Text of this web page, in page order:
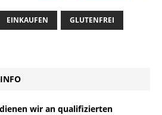
EINKAUFEN GLUTENFREI
wir an qualifizierten